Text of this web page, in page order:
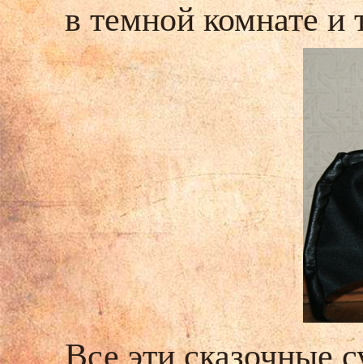
в темной комнате
Все эти сказочные